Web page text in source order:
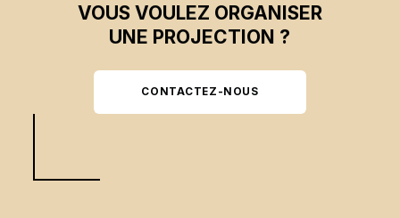
VOUS VOULEZ ORGANISER
UNE PROJECTION ?
CONTACTEZ-NOUS